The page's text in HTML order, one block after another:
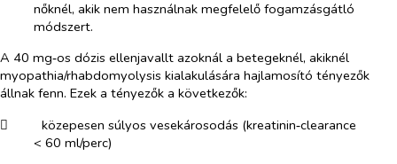
nőknél, akik nem használnak megfelelő fogamzásgátló
módszert.
A 40 mg‑os dózis ellenjavallt azoknál a betegeknél, akiknél
myopathia/rhabdomyolysis kialakulására hajlamosító tényezők
állnak fenn. Ezek a tényezők a következők:
​
közepesen súlyos vesekárosodás (kreatinin‑clearance
< 60 ml/perc)